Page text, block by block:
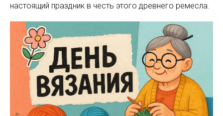
настоящий праздник в честь этого древнего ремесла.